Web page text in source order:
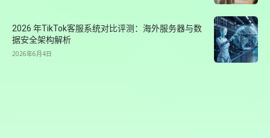
2026 年TikTok客服系统对比评测：海外服务器与数
据安全架构解析
2026年6月4日